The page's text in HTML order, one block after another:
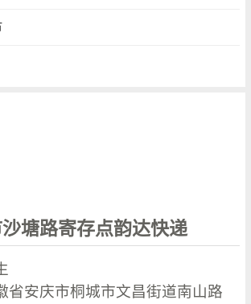
塘路寄存点韵达快递
省安庆市桐城市文昌街道南山路